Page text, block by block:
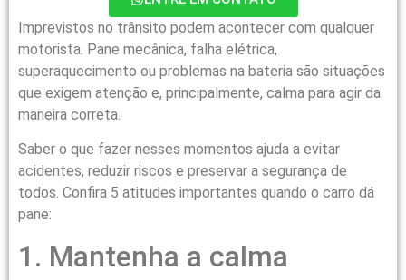
Imprevistos no trânsito podem acontecer com qualquer
motorista. Pane mecânica, falha elétrica,
superaquecimento ou problemas na bateria são situações
que exigem atenção e, principalmente, calma para agir da
maneira correta.
Saber o que fazer nesses momentos ajuda a evitar
acidentes, reduzir riscos e preservar a segurança de
todos. Confira 5 atitudes importantes quando o carro dá
pane:
1. Mantenha a calma